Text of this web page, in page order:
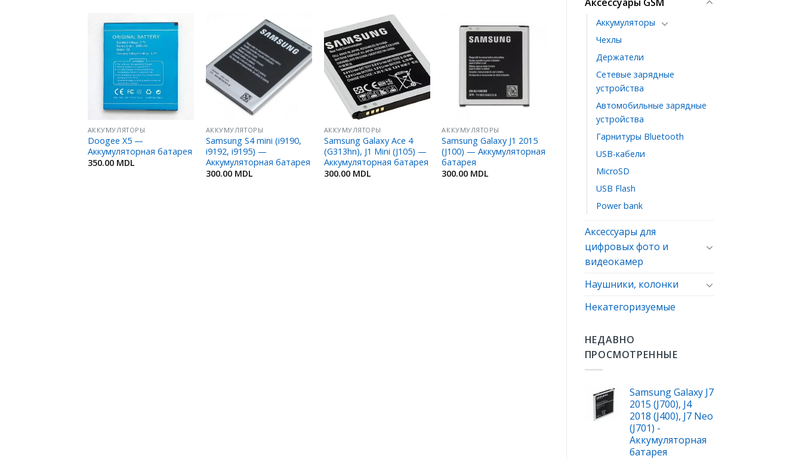
Аккумуляторы
Чехлы
Держатели
Сетевые зарядные
устройства
Автомобильные зарядные
устройства
Гарнитуры Bluetooth
USB-кабели
MicroSD
USB Flash
Power bank
Аксессуары для
цифровых фото и
видеокамер
Наушники, колонки
Некатегоризуемые
НЕДАВНО
ПРОСМОТРЕННЫЕ
Samsung Galaxy J7
2015 (J700), J4
2018 (J400), J7 Neo
(J701) -
Аккумуляторная
батарея
Избранное
АККУМУЛЯТОРЫ
Doogee X5 —
Аккумуляторная батарея
350.00 MDL
Добавить
Избранное
АККУМУЛЯТОРЫ
Samsung S4 mini (i9190,
i9192, i9195) —
Аккумуляторная батарея
300.00 MDL
Добавить
в
Избранное
АККУМУЛЯТОРЫ
Samsung Galaxy Ace 4
(G313hn), J1 Mini (J105) —
Аккумуляторная батарея
300.00 MDL
Добавить
Избранное
АККУМУЛЯТОРЫ
Samsung Galaxy J1 2015
(J100) — Аккумуляторная
батарея
300.00 MDL